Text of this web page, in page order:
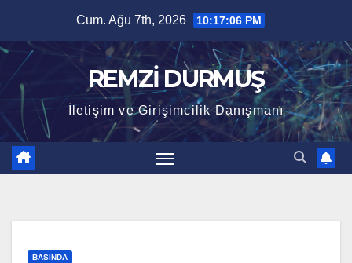
content
Cum. Ağu 7th, 2026 10:17:07 PM
REMZİ DURMUŞ
İletişim ve Girişimcilik Danışmanı
BASINDA